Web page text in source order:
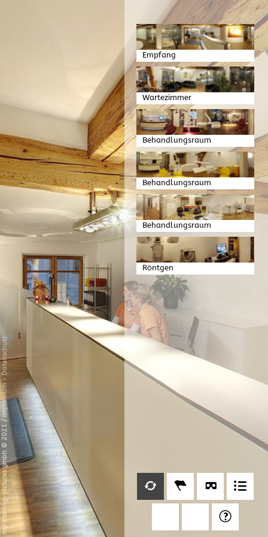
Empfang
Wartezimmer
Behandlungsraum
Behandlungsraum
Behandlungsraum
Röntgen
mp moving-pictures gmbh © 2021
/
Impressum
-
Datenschutz